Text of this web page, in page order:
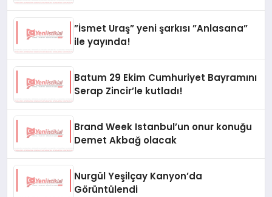
”İsmet Uraş” yeni şarkısı ”Anlasana”
ile yayında!
Batum 29 Ekim Cumhuriyet Bayramını
Serap Zincir’le kutladı!
Brand Week Istanbul’un onur konuğu
Demet Akbağ olacak
Nurgül Yeşilçay Kanyon’da
Görüntülendi